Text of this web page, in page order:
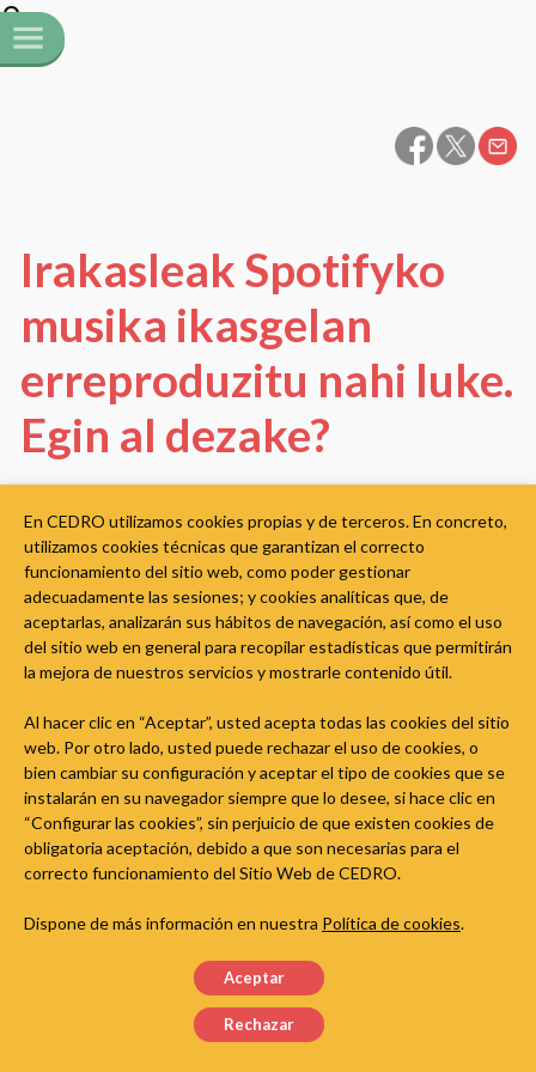
Irakasleak Spotifyko
musika ikasgelan
erreproduzitu nahi luke.
Egin al dezake?
Etusivu»FAQ
Spotify Free eta Spotify Premium zerbitzuen erabiltzeko
baldintzek erabilera pribatu pertsonalerako erabiltzea
baino ez dute baimentzen. Spotifyko musika klase batean
erreproduzitzea erabilera-baldintzen aurkakoa izango
More
En CEDRO utilizamos cookies propias y de terceros. En concreto,
utilizamos cookies técnicas que garantizan el correcto
funcionamiento del sitio web, como poder gestionar
adecuadamente las sesiones; y cookies analíticas que, de
aceptarlas, analizarán sus hábitos de navegación, así como el uso
del sitio web en general para recopilar estadísticas que permitirán
la mejora de nuestros servicios y mostrarle contenido útil.
Al hacer clic en “Aceptar”, usted acepta todas las cookies del sitio
web. Por otro lado, usted puede rechazar el uso de cookies, o
bien cambiar su configuración y aceptar el tipo de cookies que se
instalarán en su navegador siempre que lo desee, si hace clic en
“Configurar las cookies”, sin perjuicio de que existen cookies de
obligatoria aceptación, debido a que son necesarias para el
correcto funcionamiento del Sitio Web de CEDRO.
Dispone de más información en nuestra Política de cookies.
Aceptar
Rechazar